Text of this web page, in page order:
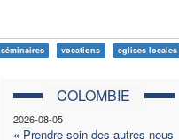
séminaires vocations eglises locales
COLOMBIE
2026-08-05
« Prendre soin des autres nous